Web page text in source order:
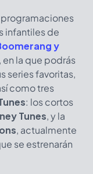
programaciones
infantiles de
y
en la que podrás
series favoritas,
como tres
: los cortos
Tunes, y la
, actualmente
se estrenarán